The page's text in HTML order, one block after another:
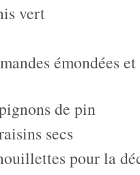
vert
émondées
de pin
secs
pour la